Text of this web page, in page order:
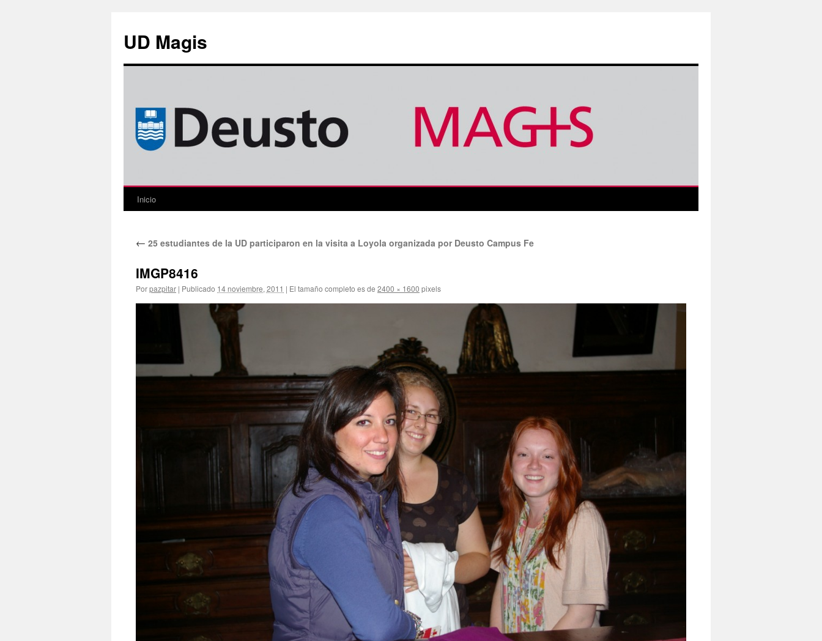
contenido
UD Magis
Inicio
← 25 estudiantes de la UD participaron en la visita a Loyola organizada por Deusto Campus Fe
IMGP8416
Porpazpitar | Publicado 14 noviembre, 2011 | El tamaño completo es de 2400 × 1600 pixels